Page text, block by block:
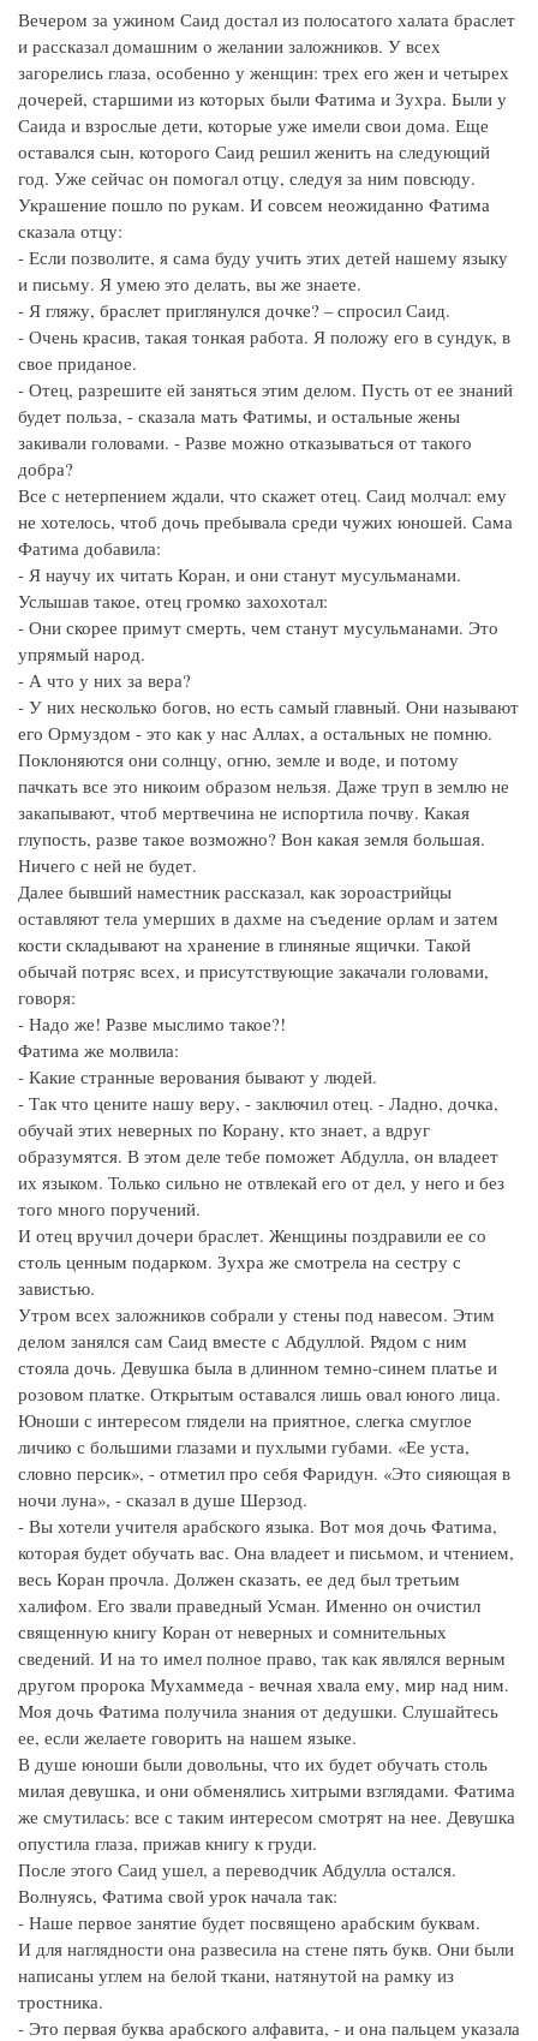
Вечером за ужином Саид достал из полосатого халата браслет
и рассказал домашним о желании заложников. У всех
загорелись глаза, особенно у женщин: трех его жен и четырех
дочерей, старшими из которых были Фатима и Зухра. Были у
Саида и взрослые дети, которые уже имели свои дома. Еще
оставался сын, которого Саид решил женить на следующий
год. Уже сейчас он помогал отцу, следуя за ним повсюду.
Украшение пошло по рукам. И совсем неожиданно Фатима
сказала отцу:
- Если позволите, я сама буду учить этих детей нашему языку
и письму. Я умею это делать, вы же знаете.
- Я гляжу, браслет приглянулся дочке? – спросил Саид.
- Очень красив, такая тонкая работа. Я положу его в сундук, в
свое приданое.
- Отец, разрешите ей заняться этим делом. Пусть от ее знаний
будет польза, - сказала мать Фатимы, и остальные жены
закивали головами. - Разве можно отказываться от такого
добра?
Все с нетерпением ждали, что скажет отец. Саид молчал: ему
не хотелось, чтоб дочь пребывала среди чужих юношей. Сама
Фатима добавила:
- Я научу их читать Коран, и они станут мусульманами.
Услышав такое, отец громко захохотал:
- Они скорее примут смерть, чем станут мусульманами. Это
упрямый народ.
- А что у них за вера?
- У них несколько богов, но есть самый главный. Они называют
его Ормуздом - это как у нас Аллах, а остальных не помню.
Поклоняются они солнцу, огню, земле и воде, и потому
пачкать все это никоим образом нельзя. Даже труп в землю не
закапывают, чтоб мертвечина не испортила почву. Какая
глупость, разве такое возможно? Вон какая земля большая.
Ничего с ней не будет.
Далее бывший наместник рассказал, как зороастрийцы
оставляют тела умерших в дахме на съедение орлам и затем
кости складывают на хранение в глиняные ящички. Такой
обычай потряс всех, и присутствующие закачали головами,
говоря:
- Надо же! Разве мыслимо такое?!
Фатима же молвила:
- Какие странные верования бывают у людей.
- Так что цените нашу веру, - заключил отец. - Ладно, дочка,
обучай этих неверных по Корану, кто знает, а вдруг
образумятся. В этом деле тебе поможет Абдулла, он владеет
их языком. Только сильно не отвлекай его от дел, у него и без
того много поручений.
И отец вручил дочери браслет. Женщины поздравили ее со
столь ценным подарком. Зухра же смотрела на сестру с
завистью.
Утром всех заложников собрали у стены под навесом. Этим
делом занялся сам Саид вместе с Абдуллой. Рядом с ним
стояла дочь. Девушка была в длинном темно-синем платье и
розовом платке. Открытым оставался лишь овал юного лица.
Юноши с интересом глядели на приятное, слегка смуглое
личико с большими глазами и пухлыми губами. «Ее уста,
словно персик», - отметил про себя Фаридун. «Это сияющая в
ночи луна», - сказал в душе Шерзод.
- Вы хотели учителя арабского языка. Вот моя дочь Фатима,
которая будет обучать вас. Она владеет и письмом, и чтением,
весь Коран прочла. Должен сказать, ее дед был третьим
халифом. Его звали праведный Усман. Именно он очистил
священную книгу Коран от неверных и сомнительных
сведений. И на то имел полное право, так как являлся верным
другом пророка Мухаммеда - вечная хвала ему, мир над ним.
Моя дочь Фатима получила знания от дедушки. Слушайтесь
ее, если желаете говорить на нашем языке.
В душе юноши были довольны, что их будет обучать столь
милая девушка, и они обменялись хитрыми взглядами. Фатима
же смутилась: все с таким интересом смотрят на нее. Девушка
опустила глаза, прижав книгу к груди.
После этого Саид ушел, а переводчик Абдулла остался.
Волнуясь, Фатима свой урок начала так:
- Наше первое занятие будет посвящено арабским буквам.
И для наглядности она развесила на стене пять букв. Они были
написаны углем на белой ткани, натянутой на рамку из
тростника.
- Это первая буква арабского алфавита, - и она пальцем указала